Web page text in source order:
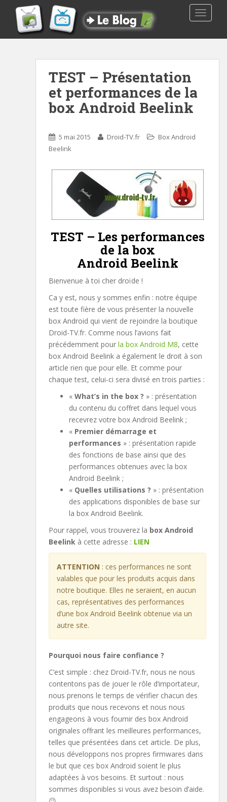
TEST – Présentation
et performances de la
box Android Beelink
5 mai 2015 Droid-TV.fr
Box Android
Beelink
TEST – Les performances
de la box
Android Beelink
Bienvenue à toi cher droïde !
Ca y est, nous y sommes enfin : notre équipe
est toute fière de vous présenter la nouvelle
box Android qui vient de rejoindre la boutique
Droid-TV.fr. Comme nous l’avions fait
précédemment pour la box Android M8, cette
box Android Beelink a également le droit à son
article rien que pour elle. Et comme pour
chaque test, celui-ci sera divisé en trois parties :
« What’s in the box ? » : présentation
du contenu du coffret dans lequel vous
recevrez votre box Android Beelink ;
« Premier démarrage et
performances » : présentation rapide
des fonctions de base ainsi que des
performances obtenues avec la box
Android Beelink ;
« Quelles utilisations ? » : présentation
des applications disponibles de base sur
la box Android Beelink.
Pour rappel, vous trouverez la box Android
Beelink à cette adresse : LIEN
ATTENTION : ces performances ne sont
valables que pour les produits acquis dans
notre boutique. Elles ne seraient, en aucun
cas, représentatives des performances
d’une box Android Beelink obtenue via un
autre site.
Pourquoi nous faire confiance ?
C’est simple : chez Droid-TV.fr, nous ne nous
contentons pas de jouer le rôle d’importateur,
nous prenons le temps de vérifier chacun des
produits que nous recevons et nous nous
engageons à vous fournir des box Android
originales offrant les meilleures performances,
telles que présentées dans cet article. De plus,
nous développons nos propres firmwares dans
le but que ces box Android soient le plus
adaptées à vos besoins. Et surtout : nous
sommes disponibles si vous avez besoin d’aide.